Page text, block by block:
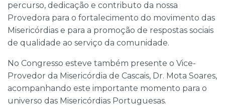
percurso, dedicação e contributo da nossa
Provedora para o fortalecimento do movimento das
Misericórdias e para a promoção de respostas sociais
de qualidade ao serviço da comunidade.
No Congresso esteve também presente o Vice-
Provedor da Misericórdia de Cascais, Dr. Mota Soares,
acompanhando este importante momento para o
universo das Misericórdias Portuguesas.